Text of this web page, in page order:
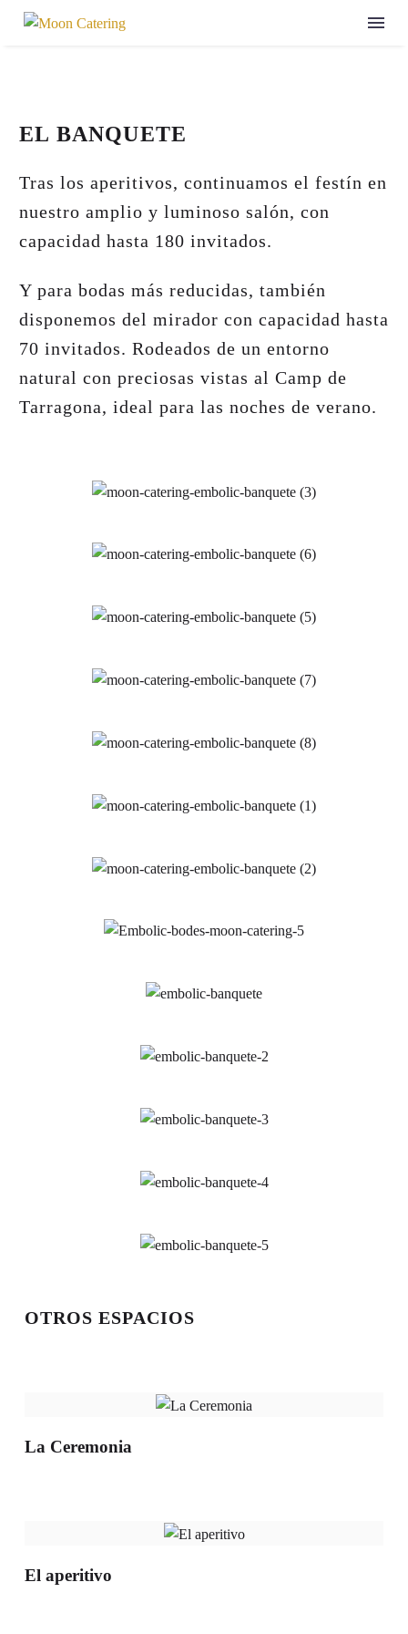
EL BANQUETE
Tras los aperitivos, continuamos el festín en
nuestro amplio y luminoso salón, con
capacidad hasta 180 invitados.
Y para bodas más reducidas, también
disponemos del mirador con capacidad hasta
70 invitados. Rodeados de un entorno
natural con preciosas vistas al Camp de
Tarragona, ideal para las noches de verano.
OTROS ESPACIOS
La Ceremonia
El aperitivo